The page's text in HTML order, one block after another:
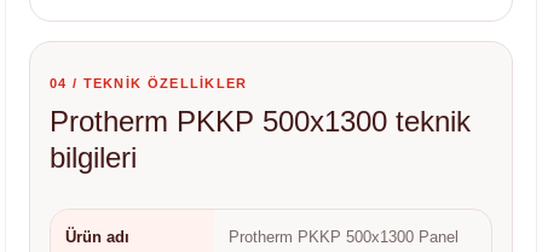
04 / TEKNİK ÖZELLİKLER
Protherm PKKP 500x1300 teknik
bilgileri
Ürün adı
Protherm PKKP 500x1300 Panel